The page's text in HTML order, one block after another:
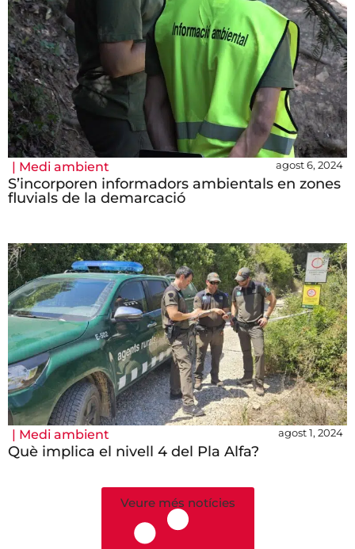
| Medi ambient agost 6, 2024
S’incorporen informadors ambientals en zones
fluvials de la demarcació
| Medi ambient agost 1, 2024
Què implica el nivell 4 del Pla Alfa?
Veure més notícies